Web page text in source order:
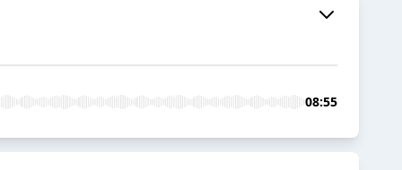
08:55